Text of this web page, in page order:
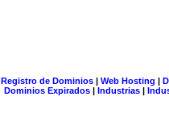
Registro de Dominios| Web Hosting |
Dominios Expirados | Industrias |